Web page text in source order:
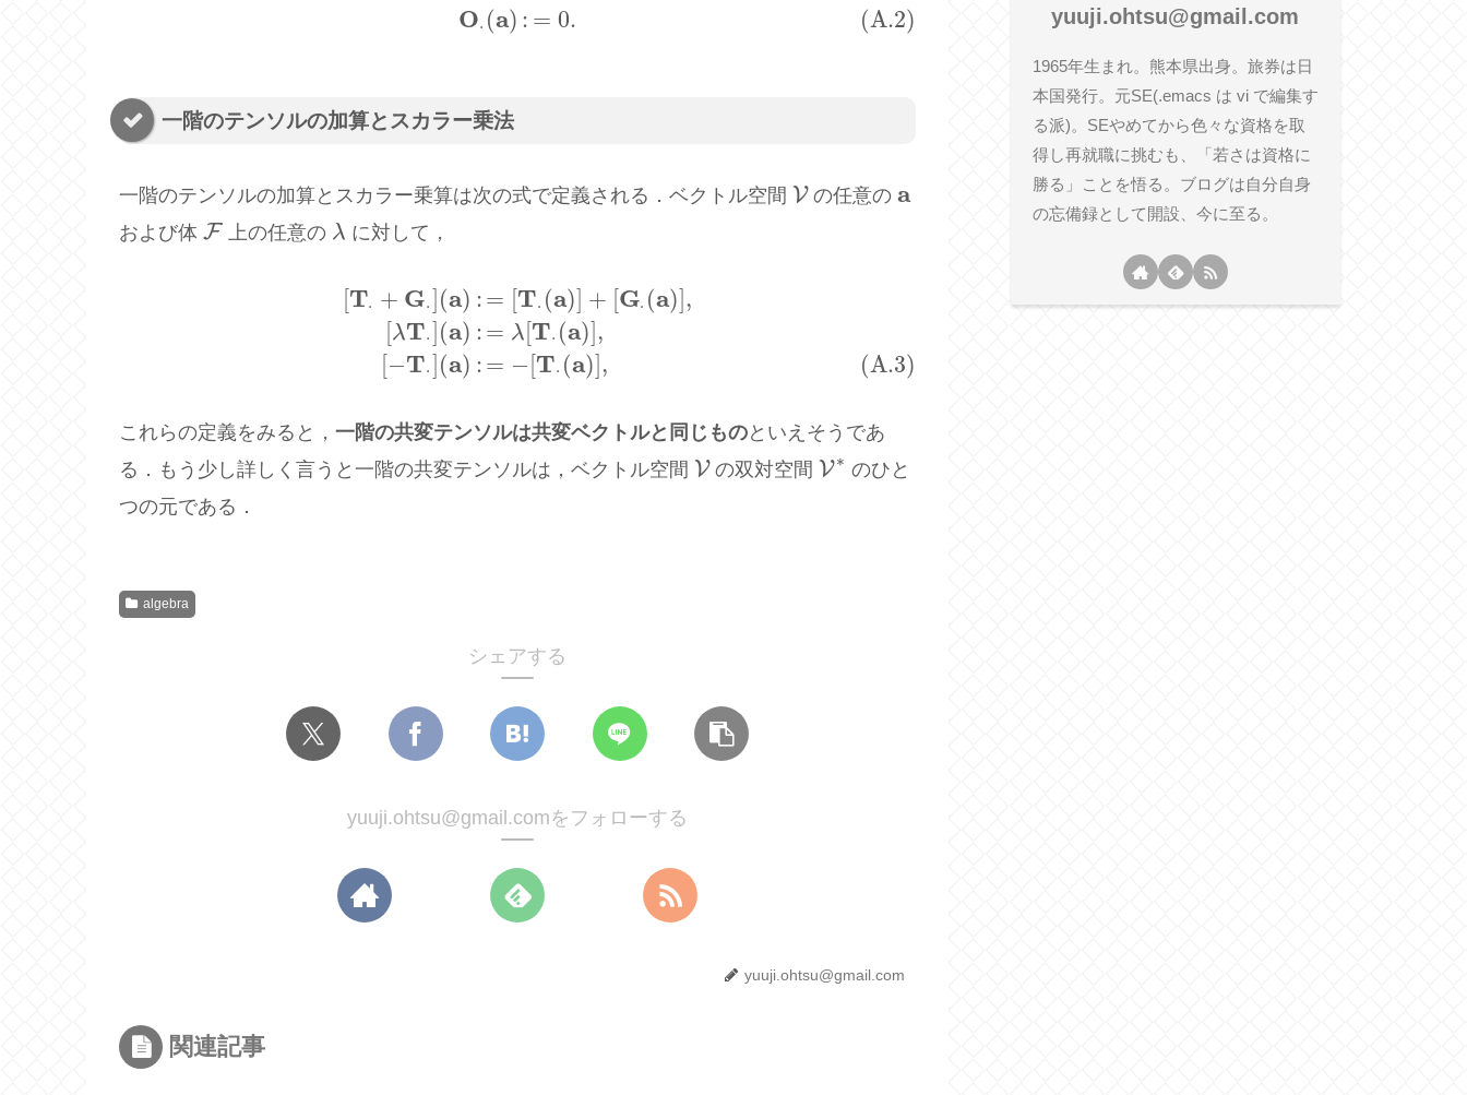
O⋅ (a) : = 0. (A.2)
(A.2)O⋅ ( a): =0.
一階のテンソルの加算とスカラー乗法
一階のテンソルの加算とスカラー乗算は次の式で定義される．ベクトル空間 V
Vの任意の a
a
および体 F
F 上の任意の λ
λ に対して，
T⋅ + G⋅ (a)
[λT⋅](a)
[−T⋅](a)
:= T⋅ (a) + G⋅ (a) ,
:= λ[T⋅ (a)],
:= −[T⋅ (a)], (A.3)
⋅(a ]+ G⋅ a)],[λ T⋅]( ):= λ[T⋅ a)], (A.3)[−T ⋅]
これらの定義をみると， 一階の共変テンソルは共変ベクトルと同じものといえそうであ
る．もう少し詳しく言うと一階の共変テンソルは，ベクトル空間 V
Vの双対空間 V ∗
V∗ のひと
つの元である．
algebra
シェアする
yuuji.ohtsu@gmail.comをフォローする
yuuji.ohtsu@gmail.com
関連記事
yuuji.ohtsu@gmail.com
1965年生まれ。熊本県出身。旅券は日
本国発行。元SE(.emacs は vi で編集す
る派)。SEやめてから色々な資格を取
得し再就職に挑むも、「若さは資格に
勝る」ことを悟る。ブログは自分自身
の忘備録として開設、今に至る。